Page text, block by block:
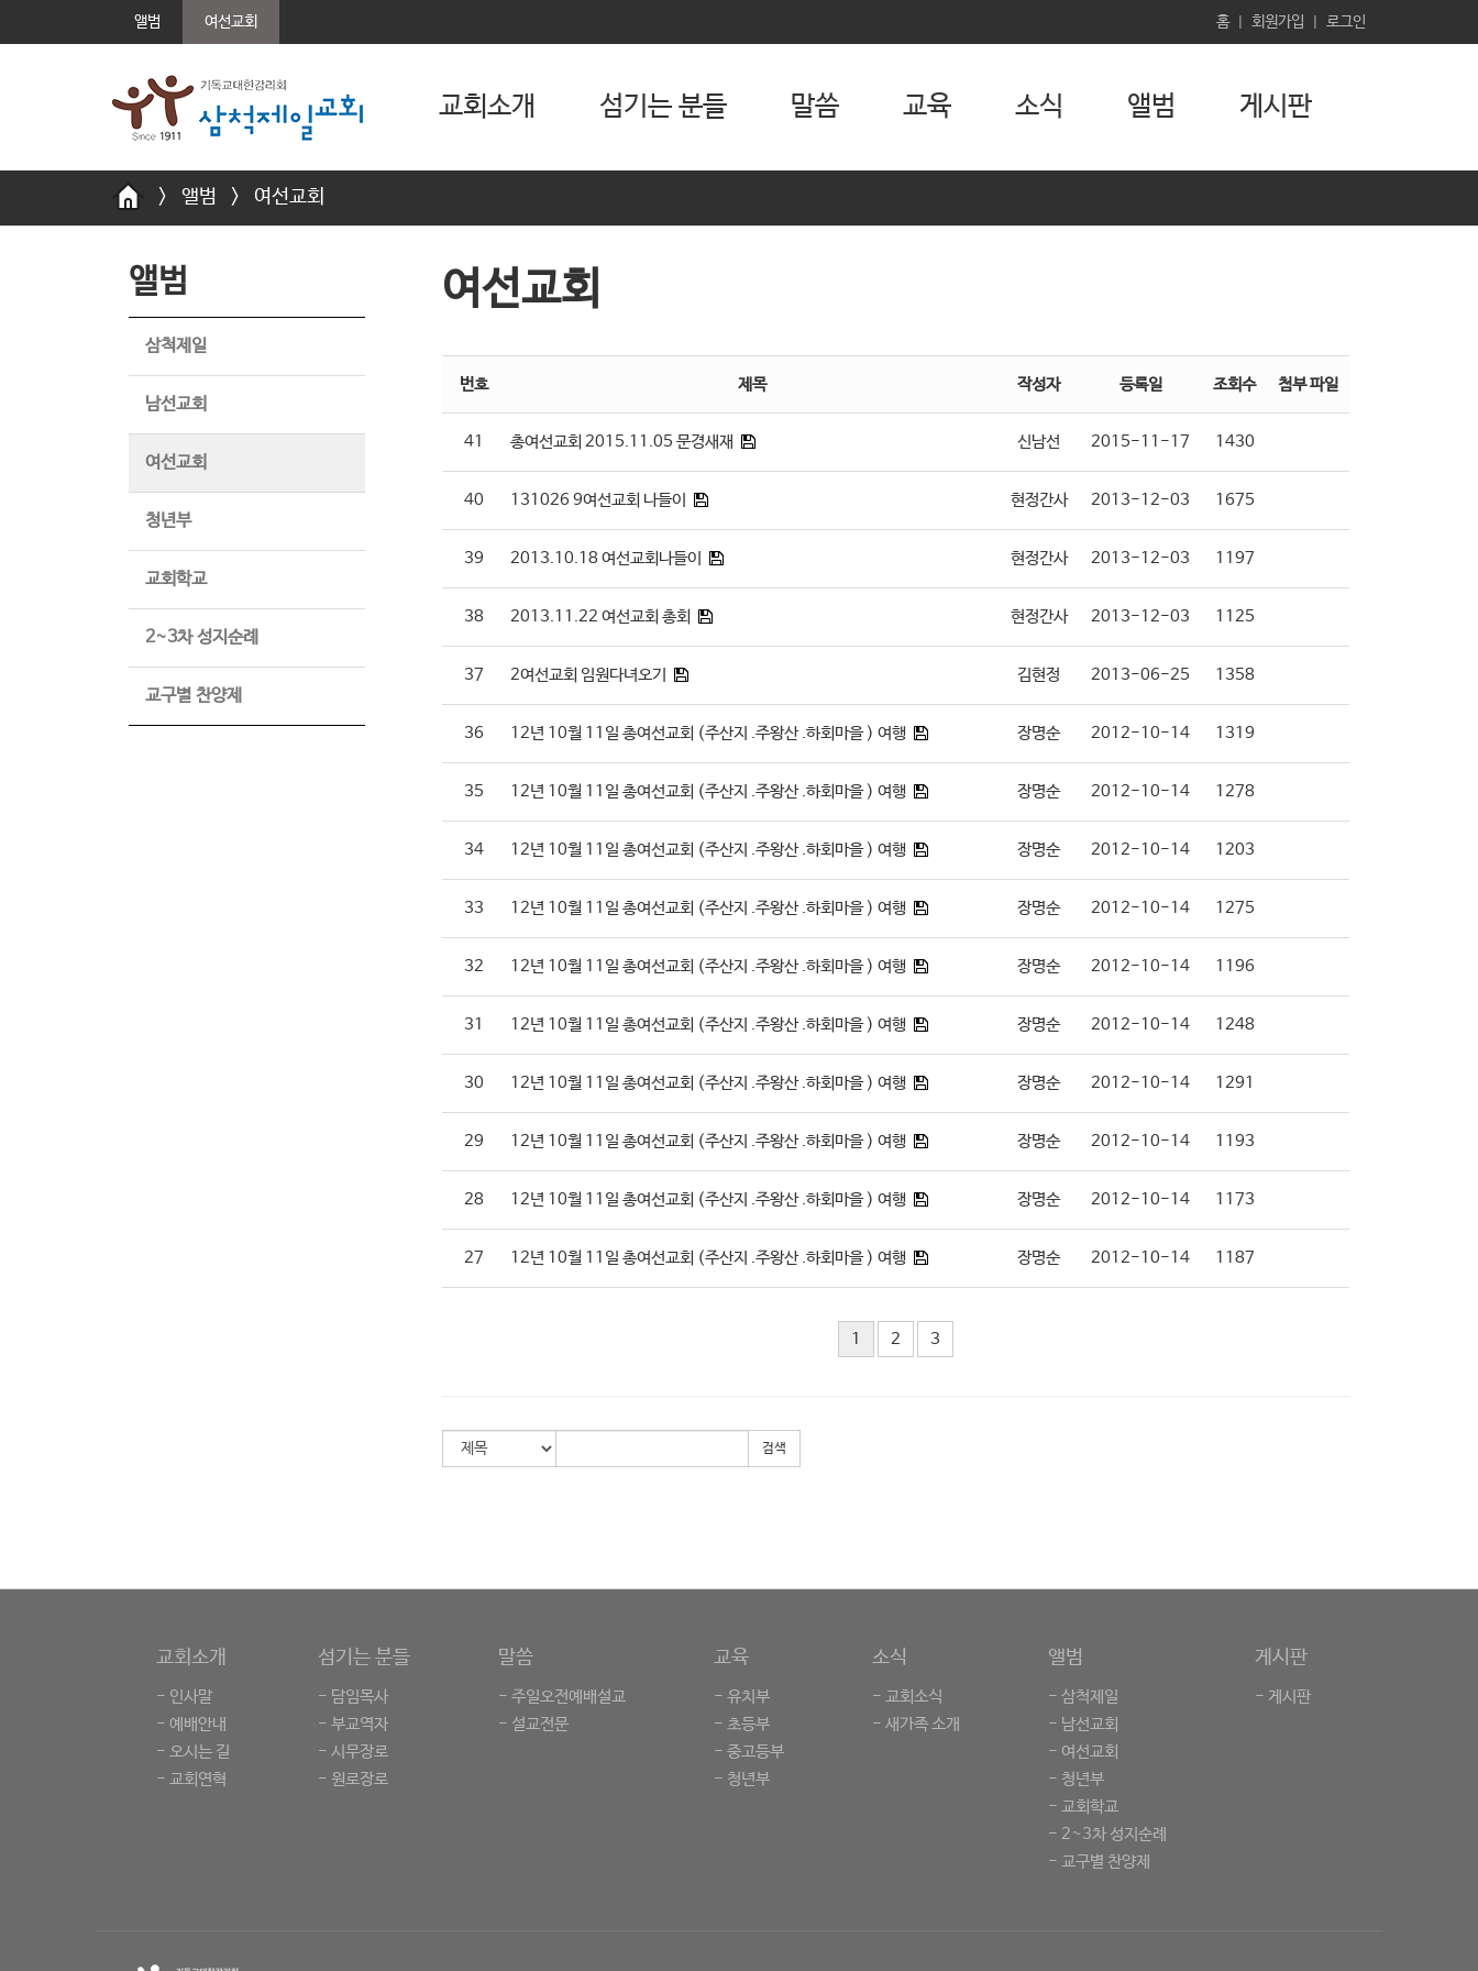
앨범 여선교회 홈 회원가입 로그인
교회소개 섬기는 분들 말씀 교육 소식 앨범 게시판
> 앨범 > 여선교회
앨범
삼척제일
남선교회
여선교회
청년부
교회학교
2~3차 성지순례
교구별 찬양제
여선교회
번호 제목 작성자 등록일 조회수 첨부 파일
41 총여선교회 2015.11.05 문경새재 신남선 2015-11-17 1430
40 131026 9여선교회 나들이 현정간사 2013-12-03 1675
39 2013.10.18 여선교회나들이 현정간사 2013-12-03 1197
38 2013.11.22 여선교회 총회 현정간사 2013-12-03 1125
37 2여선교회 임원다녀오기 김현정 2013-06-25 1358
36 12년 10월 11일 총여선교회 (주산지 .주왕산 .하회마을 ) 여행 장명순 2012-10-14 1319
35 12년 10월 11일 총여선교회 (주산지 .주왕산 .하회마을 ) 여행 장명순 2012-10-14 1278
34 12년 10월 11일 총여선교회 (주산지 .주왕산 .하회마을 ) 여행 장명순 2012-10-14 1203
33 12년 10월 11일 총여선교회 (주산지 .주왕산 .하회마을 ) 여행 장명순 2012-10-14 1275
32 12년 10월 11일 총여선교회 (주산지 .주왕산 .하회마을 ) 여행 장명순 2012-10-14 1196
31 12년 10월 11일 총여선교회 (주산지 .주왕산 .하회마을 ) 여행 장명순 2012-10-14 1248
30 12년 10월 11일 총여선교회 (주산지 .주왕산 .하회마을 ) 여행 장명순 2012-10-14 1291
29 12년 10월 11일 총여선교회 (주산지 .주왕산 .하회마을 ) 여행 장명순 2012-10-14 1193
28 12년 10월 11일 총여선교회 (주산지 .주왕산 .하회마을 ) 여행 장명순 2012-10-14 1173
27 12년 10월 11일 총여선교회 (주산지 .주왕산 .하회마을 ) 여행 장명순 2012-10-14 1187
1 2 3
검색
교회소개
- 인사말
- 예배안내
- 오시는 길
- 교회연혁
섬기는 분들
- 담임목사
- 부교역자
- 시무장로
- 원로장로
말씀
- 주일오전예배설교
- 설교전문
교육
- 유치부
- 초등부
- 중고등부
- 청년부
소식
- 교회소식
- 새가족 소개
앨범
- 삼척제일
- 남선교회
- 여선교회
- 청년부
- 교회학교
- 2~3차 성지순례
- 교구별 찬양제
게시판
- 게시판